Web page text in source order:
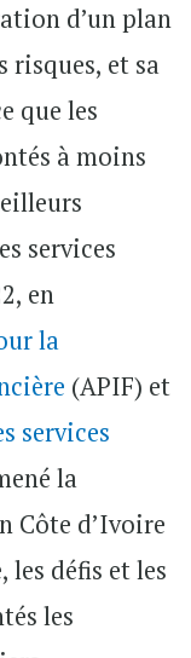
d’un plan
risques, et sa
que les
à moins
services
en
la
(APIF) et
services
la
Côte d’Ivoire
les défis et les
les